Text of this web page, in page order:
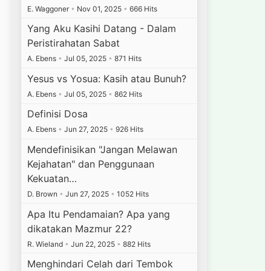
E. Waggoner • Nov 01, 2025 • 666 Hits
Yang Aku Kasihi Datang - Dalam
Peristirahatan Sabat
A. Ebens • Jul 05, 2025 • 871 Hits
Yesus vs Yosua: Kasih atau Bunuh?
A. Ebens • Jul 05, 2025 • 862 Hits
Definisi Dosa
A. Ebens • Jun 27, 2025 • 926 Hits
Mendefinisikan "Jangan Melawan
Kejahatan" dan Penggunaan
Kekuatan…
D. Brown • Jun 27, 2025 • 1052 Hits
Apa Itu Pendamaian? Apa yang
dikatakan Mazmur 22?
R. Wieland • Jun 22, 2025 • 882 Hits
Menghindari Celah dari Tembok